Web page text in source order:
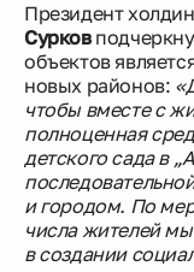
Президент
Сурков
объектов
новых районов:
чтобы вместе с
полноценная
детского сада в
и городом. По
числа жителей
в создании